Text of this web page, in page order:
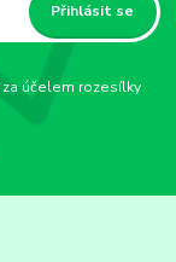
Přihlásit se
za účelem rozesílky